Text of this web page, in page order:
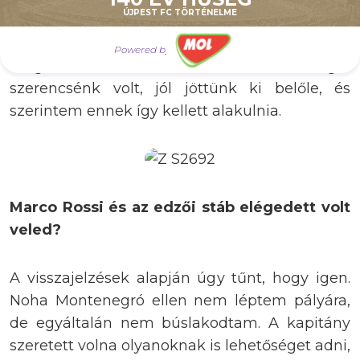
ÚJPEST FC TÖRTÉNELME
Powered by
lehozni valakit. Azon a meccsen egyébként
van egy kis hiányérzetem, hiszen
magabiztosan vezethettünk volna, de végül
szerencsénk volt, jól jöttünk ki belőle, és
szerintem ennek így kellett alakulnia.
Marco Rossi és az edzői stáb elégedett volt
veled?
A visszajelzések alapján úgy tűnt, hogy igen.
Noha Montenegró ellen nem léptem pályára,
de egyáltalán nem búslakodtam. A kapitány
szeretett volna olyanoknak is lehetőséget adni,